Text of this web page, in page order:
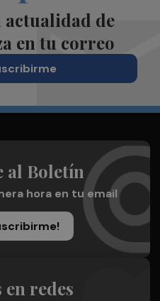
actualidad de
en tu correo
al Boletín
hora en tu email
en redes